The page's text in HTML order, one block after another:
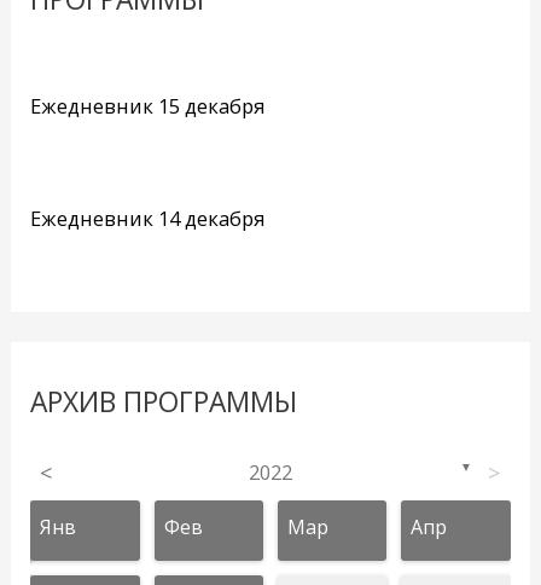
Ежедневник 15 декабря
Ежедневник 14 декабря
АРХИВ ПРОГРАММЫ
< 2022 ▼ >
Янв Фев Мар Апр